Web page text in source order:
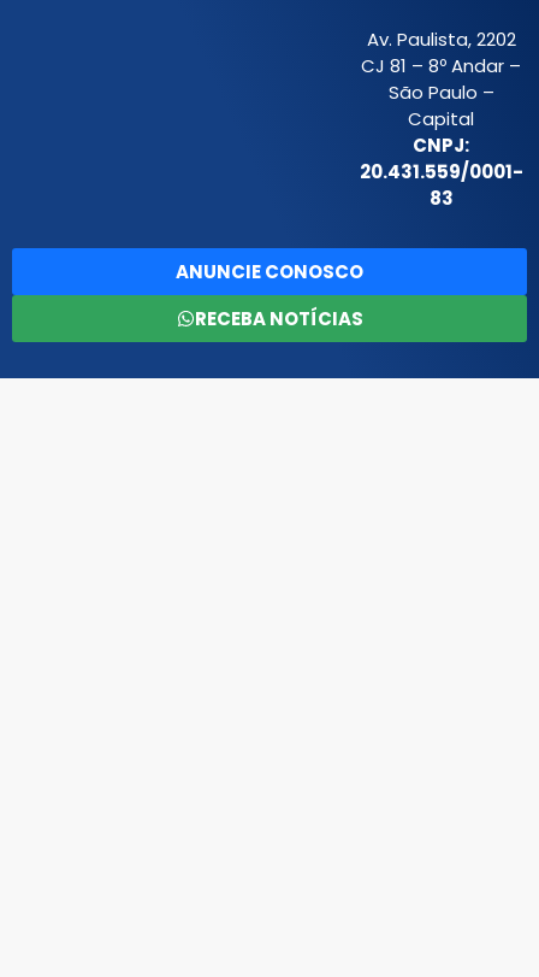
Av. Paulista, 2202
CJ 81 – 8º Andar –
São Paulo –
Capital
CNPJ:
20.431.559/0001-
83
ANUNCIE CONOSCO
RECEBA NOTÍCIAS